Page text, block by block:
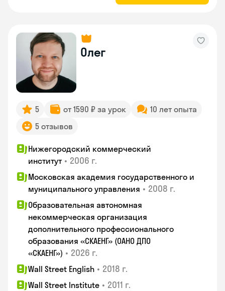
Олег
5 от 1590 ₽ за урок
10 лет опыта
5 отзывов
Нижегородский коммерческий
институт • 2006 г.
Московская академия государственного и
муниципального управления • 2008 г.
Образовательная автономная
некоммерческая организация
дополнительного профессионального
образования «СКАЕНГ» (ОАНО ДПО
«СКАЕНГ») • 2026 г.
Wall Street English • 2018 г.
Wall Street Institute • 2011 г.